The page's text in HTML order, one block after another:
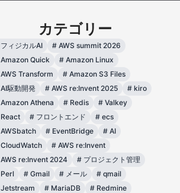
カテゴリー
フィジカルAI # AWS summit 2026
Amazon Quick # Amazon Linux
AWS Transform # Amazon S3 Files
AI駆動開発 # AWS re:Invent 2025 # kiro
Amazon Athena # Redis # Valkey
React # フロントエンド # ecs
AWSbatch # EventBridge # AI
CloudWatch # AWS re:Invent
AWS re:Invent 2024 # プロジェクト管理
Perl # Gmail # メール # qmail
Jetstream # MariaDB # Redmine